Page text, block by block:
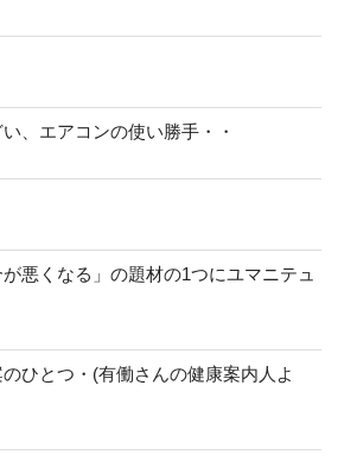
、エアコンの使い勝手・・
悪くなる」の題材の1つにユマニテュ
ひとつ・(有働さんの健康案内人よ